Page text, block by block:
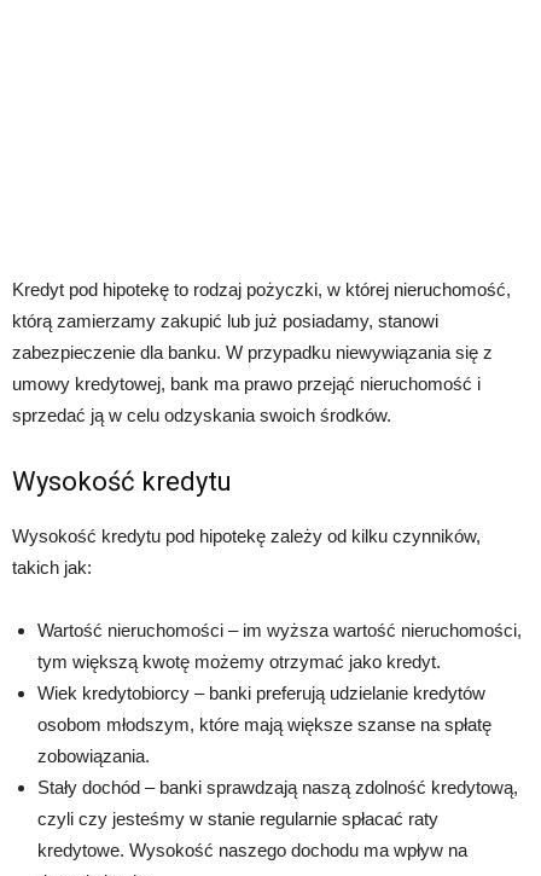
Kredyt pod hipotekę to rodzaj pożyczki, w której nieruchomość,
którą zamierzamy zakupić lub już posiadamy, stanowi
zabezpieczenie dla banku. W przypadku niewywiązania się z
umowy kredytowej, bank ma prawo przejąć nieruchomość i
sprzedać ją w celu odzyskania swoich środków.
Wysokość kredytu
Wysokość kredytu pod hipotekę zależy od kilku czynników,
takich jak:
Wartość nieruchomości – im wyższa wartość nieruchomości,
tym większą kwotę możemy otrzymać jako kredyt.
Wiek kredytobiorcy – banki preferują udzielanie kredytów
osobom młodszym, które mają większe szanse na spłatę
zobowiązania.
Stały dochód – banki sprawdzają naszą zdolność kredytową,
czyli czy jesteśmy w stanie regularnie spłacać raty
kredytowe. Wysokość naszego dochodu ma wpływ na